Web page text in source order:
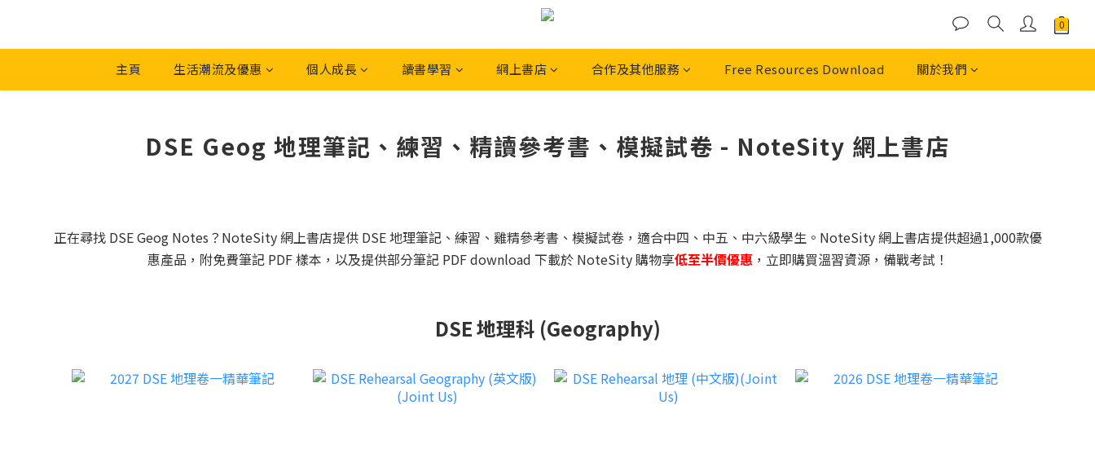
主頁 生活潮流及優惠 個人成長 讀書學習 網上書店 合作及其他服務 Free Resources Download 關於我們
DSE Geog 地理筆記、練習、精讀參考書、模擬試卷 - NoteSity 網上書店
正在尋找 DSE Geog Notes？NoteSity 網上書店提供 DSE 地理筆記、練習、雞精參考書、模擬試卷，適合中四、中五、中六級學生。NoteSity 網上書店提供超過1,000款優
惠產品，附免費筆記 PDF 樣本，以及提供部分筆記 PDF download 下載於 NoteSity 購物享低至半價優惠，立即購買溫習資源，備戰考試！
DSE 地理科 (Geography)